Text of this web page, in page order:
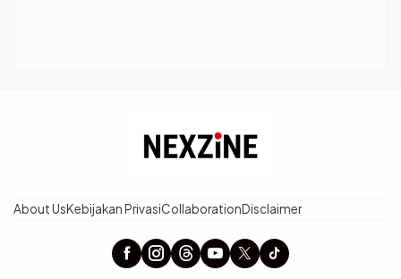
About UsKebijakan PrivasiCollaborationDisclaimer